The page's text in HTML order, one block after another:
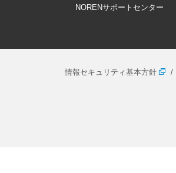
NORENサポートセンター
情報セキュリティ基本方針